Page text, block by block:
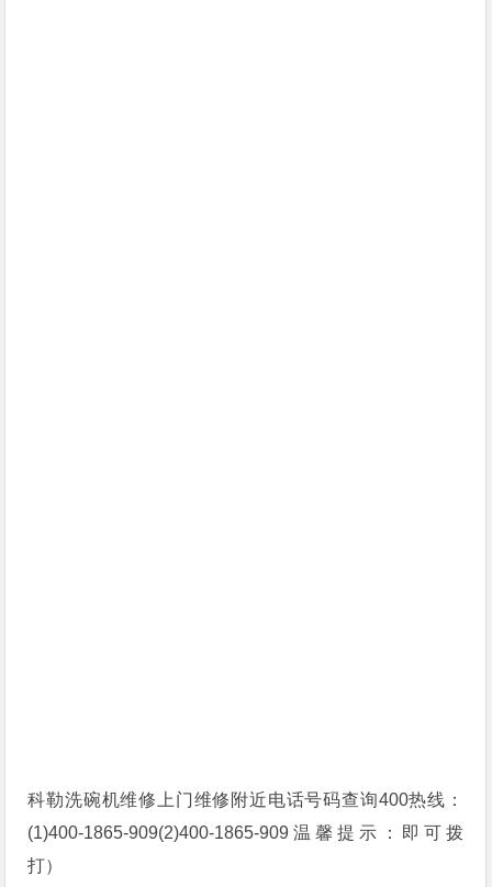
科勒洗碗机维修上门维修附近电话号码查询400热线：
(1)400-1865-909(2)400-1865-909温馨提示：即可拨
打）